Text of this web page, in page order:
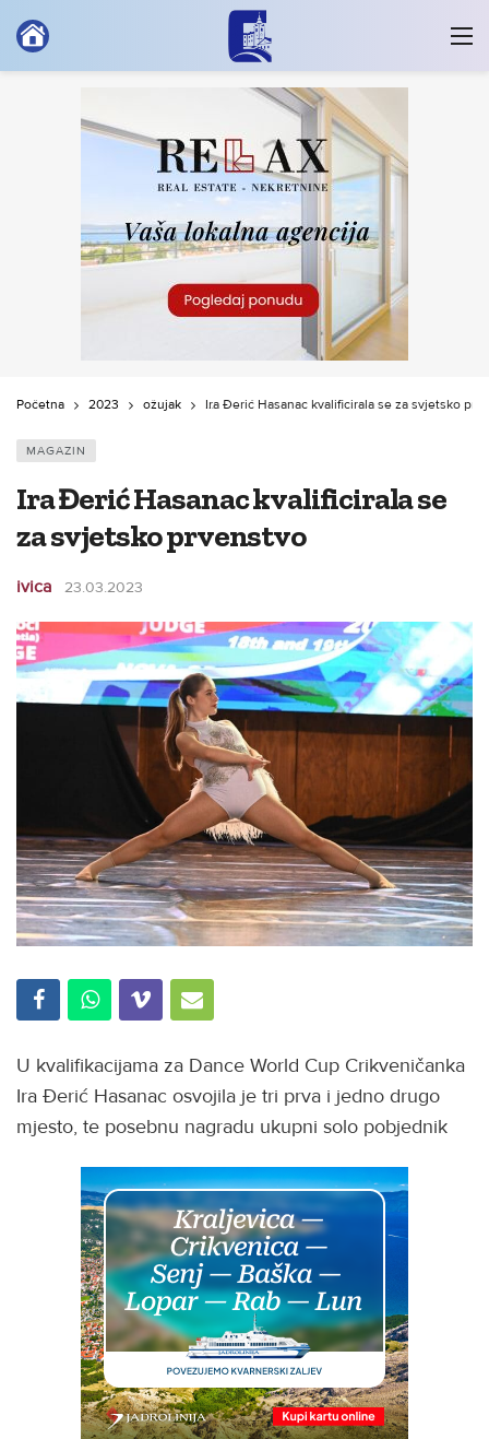
Početna 2023 ožujak Ira Đerić Hasanac kvalificirala se za svjetsko
MAGAZIN
Ira Đerić Hasanac kvalificirala se
za svjetsko prvenstvo
ivica 23.03.2023
U kvalifikacijama za Dance World Cup Crikveničanka
Ira Đerić Hasanac osvojila je tri prva i jedno drugo
mjesto, te posebnu nagradu ukupni solo pobjednik